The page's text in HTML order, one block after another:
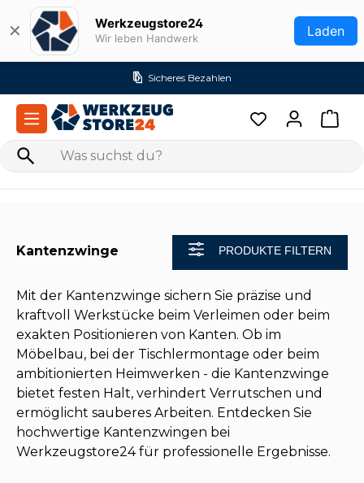
Zum Hauptinhalt springen
✕ Werkzeugstore24
Wir leben Handwerk Laden
Sicheres Bezahlen
Kantenzwinge PRODUKTE FILTERN
Mit der Kantenzwinge sichern Sie präzise und
kraftvoll Werkstücke beim Verleimen oder beim
exakten Positionieren von Kanten. Ob im
Möbelbau, bei der Tischlermontage oder beim
ambitionierten Heimwerken - die Kantenzwinge
bietet festen Halt, verhindert Verrutschen und
ermöglicht sauberes Arbeiten. Entdecken Sie
hochwertige Kantenzwingen bei
Werkzeugstore24 für professionelle Ergebnisse.